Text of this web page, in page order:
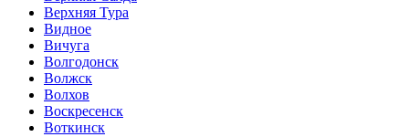
Верхняя Тура
Видное
Вичуга
Волгодонск
Волжск
Волхов
Воскресенск
Воткинск